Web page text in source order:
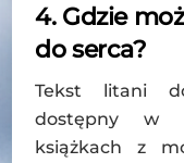
4. Gdzie
do serca?
Tekst litani
dostępny w
książkach z